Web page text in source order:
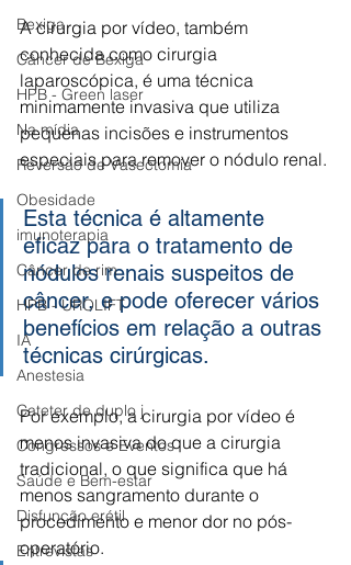
Bexiga
Câncer de Bexiga
HPB - Green laser
Na mídia
Reversão de Vasectomia
Obesidade
imunoterapia
Câncer de rim
HPB - UROLIFT
IA
Anestesia
Cateter de duplo j
Congressos e Eventos
Saúde e Bem-estar
Disfunção erétil
Entrevistas
A cirurgia por vídeo, também
conhecida como cirurgia
laparoscópica, é uma técnica
minimamente invasiva que utiliza
pequenas incisões e instrumentos
especiais para remover o nódulo renal.
Esta técnica é altamente
eficaz para o tratamento de
nódulos renais suspeitos de
câncer, e pode oferecer vários
benefícios em relação a outras
técnicas cirúrgicas.
Por exemplo, a cirurgia por vídeo é
menos invasiva do que a cirurgia
tradicional, o que significa que há
menos sangramento durante o
procedimento e menor dor no pós-
operatório.